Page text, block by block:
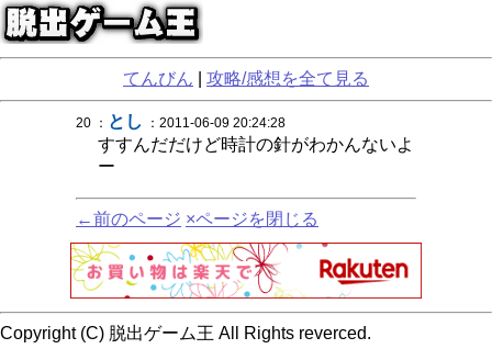
てんびん 攻略/感想を全て見る
20 ： とし ：2011-06-09 20:24:28
すすんだだけど時計の針がわかんないよ
ー
←前のページ ×ページを閉じる
Copyright (C) 脱出ゲーム王 All Rights reverced.